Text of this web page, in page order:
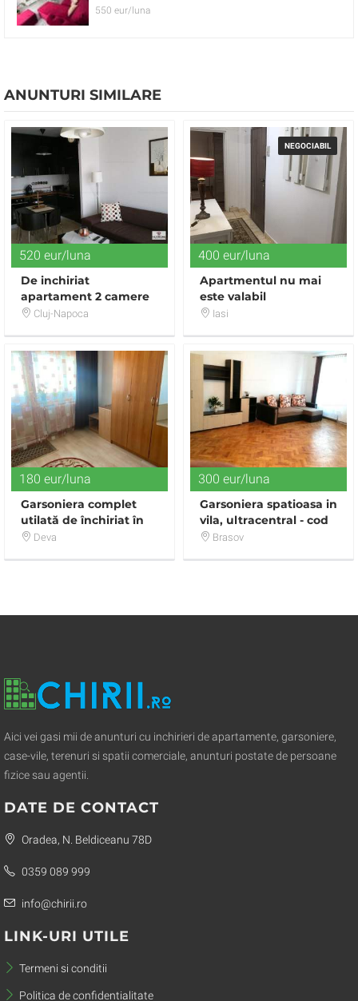
550 eur/luna
ANUNTURI SIMILARE
520 eur/luna
De inchiriat
apartament 2 camere
in Gheorgheni (Viva
Cluj-Napoca
NEGOCIABIL
400 eur/luna
Apartmentul nu mai
este valabil
Iasi
180 eur/luna
Garsoniera complet
utilată de închiriat în
zona Marasti din Deva.
Deva
300 eur/luna
Garsoniera spatioasa in
vila, ultracentral - cod
5088Brasov
Aici vei gasi mii de anunturi cu inchirieri de apartamente, garsoniere,
case-vile, terenuri si spatii comerciale, anunturi postate de persoane
fizice sau agentii.
DATE DE CONTACT
Oradea, N. Beldiceanu 78D
0359 089 999
info@chirii.ro
LINK-URI UTILE
Termeni si conditii
Politica de confidentialitate